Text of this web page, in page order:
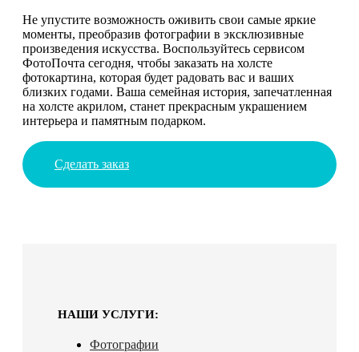
Не упустите возможность оживить свои самые яркие
моменты, преобразив фотографии в эксклюзивные
произведения искусства. Воспользуйтесь сервисом
ФотоПочта сегодня, чтобы заказать на холсте
фотокартина, которая будет радовать вас и ваших
близких годами. Ваша семейная история, запечатленная
на холсте акрилом, станет прекрасным украшением
интерьера и памятным подарком.
Сделать заказ
НАШИ УСЛУГИ:
Фотографии